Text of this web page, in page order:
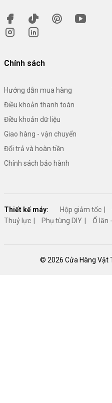
Chính sách
Hướng dẫn mua hàng
Điều khoản thanh toán
Điều khoản dữ liệu
Giao hàng - vận chuyển
Đổi trả và hoàn tiền
Chính sách bảo hành
Thiết kế máy: Hộp giảm tốc
Thuỷ lực
Phụ tùng DIY Ổ lăn
© 2026 Cửa Hàng Vật